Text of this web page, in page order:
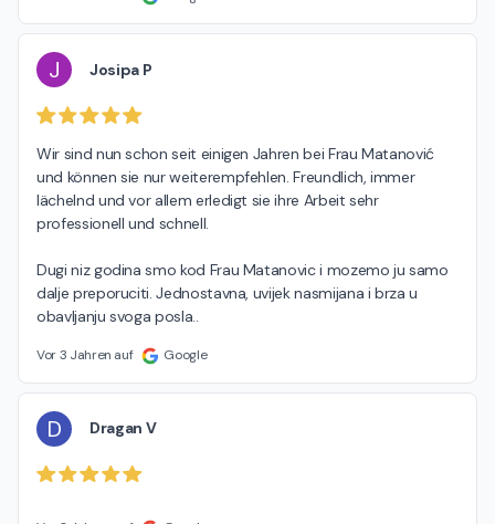
J Josipa P
Wir sind nun schon seit einigen Jahren bei Frau Matanović
und können sie nur weiterempfehlen. Freundlich, immer
lächelnd und vor allem erledigt sie ihre Arbeit sehr
professionell und schnell.
Dugi niz godina smo kod Frau Matanovic i mozemo ju samo
dalje preporuciti. Jednostavna, uvijek nasmijana i brza u
obavljanju svoga posla..
Vor 3 Jahren auf Google
D Dragan V